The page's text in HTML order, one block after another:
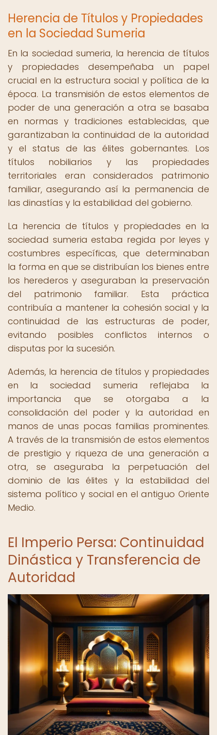
Herencia de Títulos y Propiedades
en la Sociedad Sumeria
En la sociedad sumeria, la herencia de títulos
y propiedades desempeñaba un papel
crucial en la estructura social y política de la
época. La transmisión de estos elementos de
poder de una generación a otra se basaba
en normas y tradiciones establecidas, que
garantizaban la continuidad de la autoridad
y el status de las élites gobernantes. Los
títulos nobiliarios y las propiedades
territoriales eran considerados patrimonio
familiar, asegurando así la permanencia de
las dinastías y la estabilidad del gobierno.
La herencia de títulos y propiedades en la
sociedad sumeria estaba regida por leyes y
costumbres específicas, que determinaban
la forma en que se distribuían los bienes entre
los herederos y aseguraban la preservación
del patrimonio familiar. Esta práctica
contribuía a mantener la cohesión social y la
continuidad de las estructuras de poder,
evitando posibles conflictos internos o
disputas por la sucesión.
Además, la herencia de títulos y propiedades
en la sociedad sumeria reflejaba la
importancia que se otorgaba a la
consolidación del poder y la autoridad en
manos de unas pocas familias prominentes.
A través de la transmisión de estos elementos
de prestigio y riqueza de una generación a
otra, se aseguraba la perpetuación del
dominio de las élites y la estabilidad del
sistema político y social en el antiguo Oriente
Medio.
El Imperio Persa: Continuidad
Dinástica y Transferencia de
Autoridad